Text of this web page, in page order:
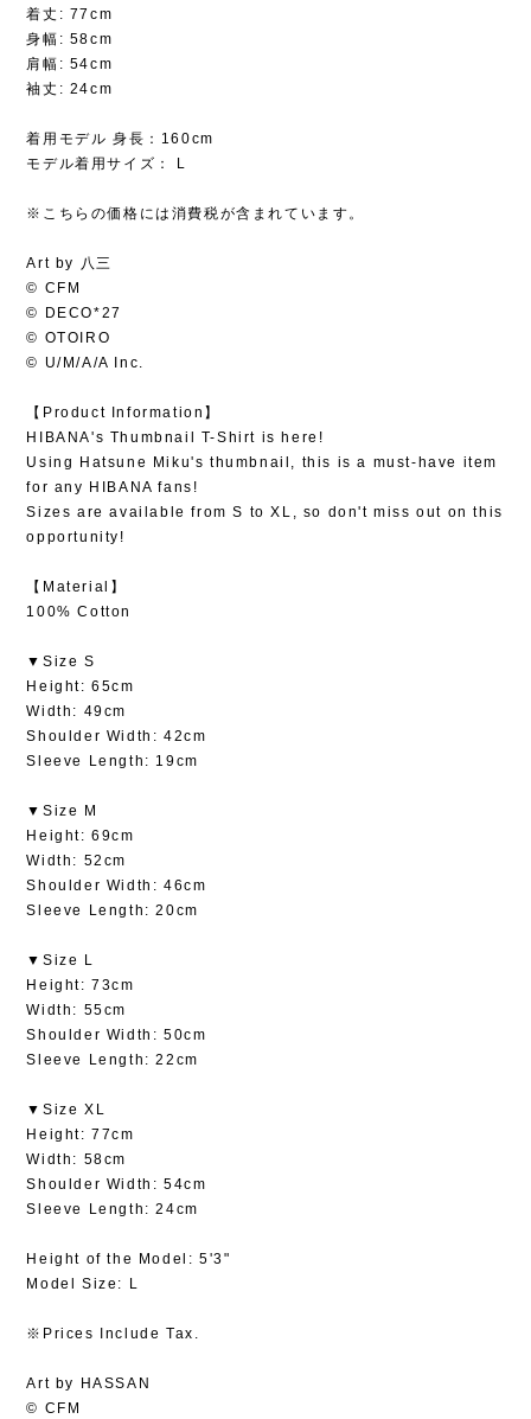
着丈: 77cm
身幅: 58cm
肩幅: 54cm
袖丈: 24cm
着用モデル 身長：160cm
モデル着用サイズ： L
※こちらの価格には消費税が含まれています。
Art by 八三
© CFM
© DECO*27
© OTOIRO
© U/M/A/A Inc.
【Product Information】
HIBANA's Thumbnail T-Shirt is here!
Using Hatsune Miku's thumbnail, this is a must-have item
for any HIBANA fans!
Sizes are available from S to XL, so don't miss out on this
opportunity!
【Material】
100% Cotton
▼Size S
Height: 65cm
Width: 49cm
Shoulder Width: 42cm
Sleeve Length: 19cm
▼Size M
Height: 69cm
Width: 52cm
Shoulder Width: 46cm
Sleeve Length: 20cm
▼Size L
Height: 73cm
Width: 55cm
Shoulder Width: 50cm
Sleeve Length: 22cm
▼Size XL
Height: 77cm
Width: 58cm
Shoulder Width: 54cm
Sleeve Length: 24cm
Height of the Model: 5'3"
Model Size: L
※Prices Include Tax.
Art by HASSAN
© CFM